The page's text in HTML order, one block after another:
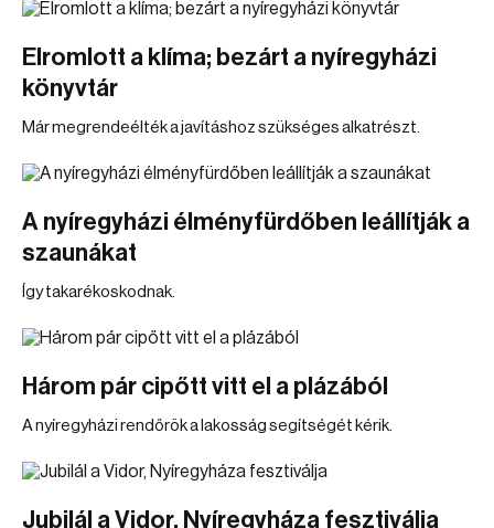
Elromlott a klíma; bezárt a nyíregyházi
könyvtár
Már megrendeélték a javításhoz szükséges alkatrészt.
A nyíregyházi élményfürdőben leállítják a
szaunákat
Így takarékoskodnak.
Három pár cipőtt vitt el a plázából
A nyíregyházi rendőrök a lakosság segítségét kérik.
Jubilál a Vidor, Nyíregyháza fesztiválja